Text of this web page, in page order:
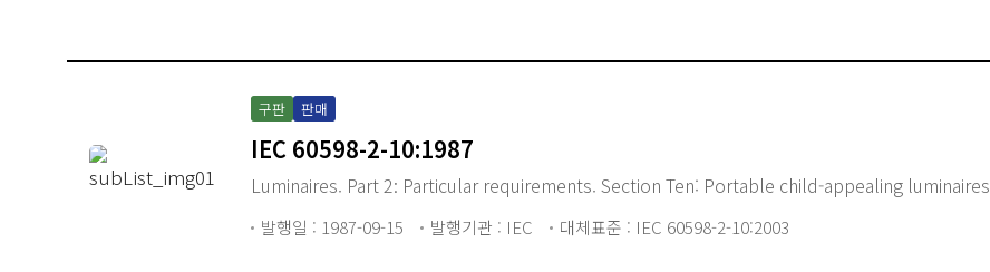
구판 판매
IEC 60598-2-10:1987
Luminaires. Part 2: Particular requirements. Section Ten: Portable child-appealing luminaires
발행일 : 1987-09-15 발행기관 : IEC 대체표준 : IEC 60598-2-10:2003